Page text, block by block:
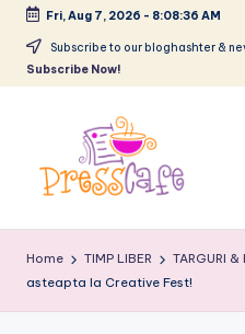
Skip
Fri, Aug 7, 2026 - 8:08:36 AM
Subscribe to our bloghashter &
Subscribe Now!
r
e
urbane
Home TIMP LIBER TARGURI &
asteapta la Creative Fest!